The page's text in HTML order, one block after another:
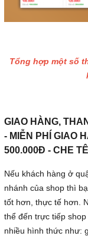
Tổng hợp một số
GIAO HÀNG,
- MIỄN PHÍ GIAO
500.000Đ - CHE
Nếu khách hàng ở
nhánh của shop thì
tốt hơn, thực tế hơn.
thể đến trực tiếp
nhiều hình thức như: